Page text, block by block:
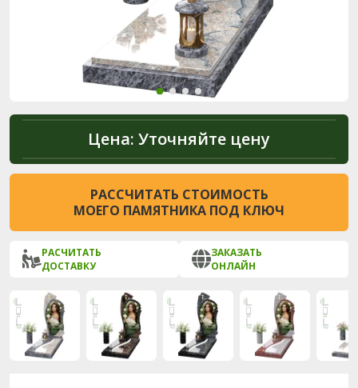
Цена: Уточняйте цену
РАССЧИТАТЬ СТОИМОСТЬ
МОЕГО ПАМЯТНИКА ПОД КЛЮЧ
РАСЧИТАТЬ
ДОСТАВКУ
ЗАКАЗАТЬ
ОНЛАЙН